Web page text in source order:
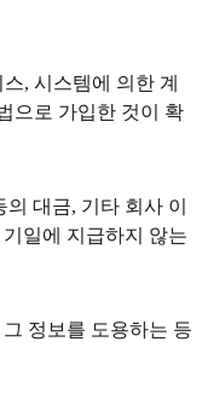
, 시스템에 의한 계
으로 가입한 것이 확
대금, 기타 회사 이
일에 지급하지 않는
정보를 도용하는 등